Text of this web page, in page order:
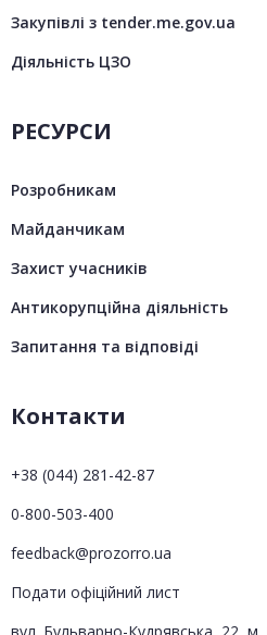
Закупівлі з tender.me.gov.ua
Діяльність ЦЗО
РЕСУРСИ
Розробникам
Майданчикам
Захист учасників
Антикорупційна діяльність
Запитання та відповіді
Контакти
+38 (044) 281-42-87
0-800-503-400
feedback@prozorro.ua
Подати офіційний лист